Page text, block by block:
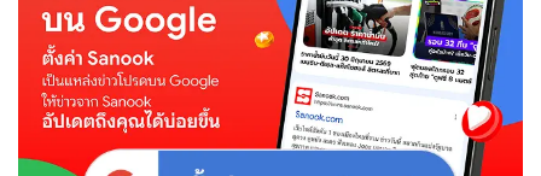
โกง
หลอก
แนบ
เนียน
มาก